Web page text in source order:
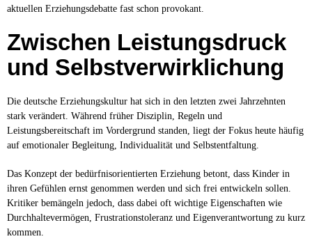
aktuellen Erziehungsdebatte fast schon provokant.
Zwischen Leistungsdruck
und Selbstverwirklichung
Die deutsche Erziehungskultur hat sich in den letzten zwei Jahrzehnten
stark verändert. Während früher Disziplin, Regeln und
Leistungsbereitschaft im Vordergrund standen, liegt der Fokus heute häufig
auf emotionaler Begleitung, Individualität und Selbstentfaltung.
Das Konzept der bedürfnisorientierten Erziehung betont, dass Kinder in
ihren Gefühlen ernst genommen werden und sich frei entwickeln sollen.
Kritiker bemängeln jedoch, dass dabei oft wichtige Eigenschaften wie
Durchhaltevermögen, Frustrationstoleranz und Eigenverantwortung zu kurz
kommen.